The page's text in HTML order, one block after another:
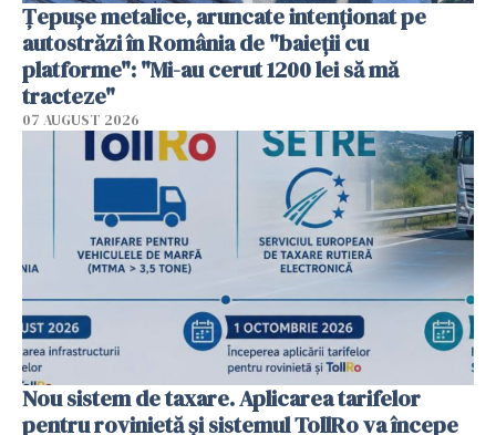
Țepușe metalice, aruncate intenționat pe
autostrăzi în România de "baieții cu
platforme": "Mi-au cerut 1200 lei să mă
tracteze"
07 AUGUST 2026
Nou sistem de taxare. Aplicarea tarifelor
pentru rovinietă şi sistemul TollRo va începe